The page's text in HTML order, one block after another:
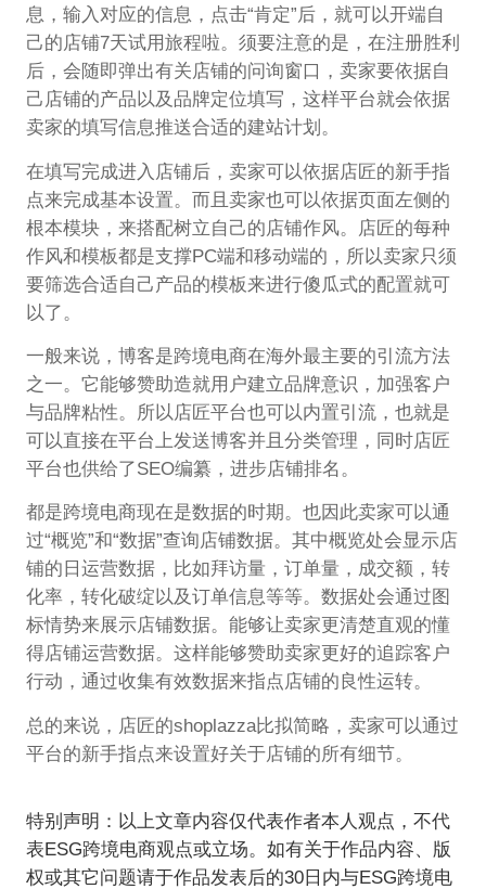
息，输入对应的信息，点击“肯定”后，就可以开端自
己的店铺7天试用旅程啦。须要注意的是，在注册胜利
后，会随即弹出有关店铺的问询窗口，卖家要依据自
己店铺的产品以及品牌定位填写，这样平台就会依据
卖家的填写信息推送合适的建站计划。
在填写完成进入店铺后，卖家可以依据店匠的新手指
点来完成基本设置。而且卖家也可以依据页面左侧的
根本模块，来搭配树立自己的店铺作风。店匠的每种
作风和模板都是支撑PC端和移动端的，所以卖家只须
要筛选合适自己产品的模板来进行傻瓜式的配置就可
以了。
一般来说，博客是跨境电商在海外最主要的引流方法
之一。它能够赞助造就用户建立品牌意识，加强客户
与品牌粘性。所以店匠平台也可以内置引流，也就是
可以直接在平台上发送博客并且分类管理，同时店匠
平台也供给了SEO编纂，进步店铺排名。
都是跨境电商现在是数据的时期。也因此卖家可以通
过“概览”和“数据”查询店铺数据。其中概览处会显示店
铺的日运营数据，比如拜访量，订单量，成交额，转
化率，转化破绽以及订单信息等等。数据处会通过图
标情势来展示店铺数据。能够让卖家更清楚直观的懂
得店铺运营数据。这样能够赞助卖家更好的追踪客户
行动，通过收集有效数据来指点店铺的良性运转。
总的来说，店匠的shoplazza比拟简略，卖家可以通过
平台的新手指点来设置好关于店铺的所有细节。
特别声明：以上文章内容仅代表作者本人观点，不代
表ESG跨境电商观点或立场。如有关于作品内容、版
权或其它问题请于作品发表后的30日内与ESG跨境电